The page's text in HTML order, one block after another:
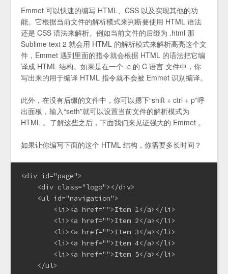
Emmet 可以快速的编写 HTML、CSS 以及实现其他的功
能。它根据当前文件的解析模式来判断要使用 HTML 语法
还是 CSS 语法来解析。例如当前文件的后缀为 .html 那
Sublime text 2 就会用 HTML 的解析模式来解析高亮这个文
件，Emmet 遇到里面的指令就会根据 HTML 的语法把它编
译成 HTML 结构。如果是在一个 .c 的 C 语言 文件中，你
写出来的用于编译 HTML 指令就不会被 Emmet 识别编译。
此外，在没有后缀的文件中，你可以摁下“shift + ctrl + p”呼
出面板，输入“seth”就可以设置当前文件的解析模式为
HTML 。了解这些之后，下面我们来见证强大的 Emmet 。
如果让你编写下面的这个 HTML 结构，你需要多长时间？
<div id="page">
    <div class="logo"></div>
    <ul id="navigation">
        <li><a href="">Item 1</a></li>
        <li><a href="">Item 2</a></li>
        <li><a href="">Item 3</a></li>
        <li><a href="">Item 4</a></li>
        <li><a href="">Item 5</a></li>
    </ul>